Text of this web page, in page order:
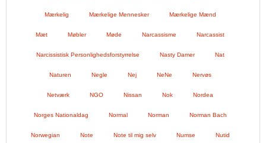
Mærkelig Mærkelige Mennesker Mærkelige Mænd
Mæt Møbler Møde Narcassisme Narcassist
Narcissistisk Personlighedsforstyrrelse Nasty Damer Nat
Naturen Negle Nej NeNe Nervøs
Netværk NGO Nissan Nok Nordea
Norges Nationaldag Normal Norman Norman Bach
Norwegian Note Note til mig selv Numse Nutid